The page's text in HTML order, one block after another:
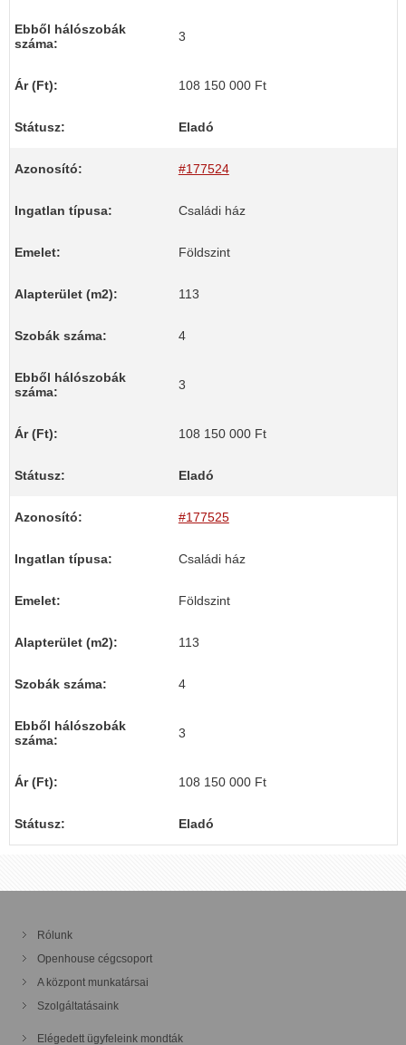
Ebből hálószobák
száma:
3
Ár (Ft): 108 150 000 Ft
Státusz: Eladó
Azonosító: #177524
Ingatlan típusa: Családi ház
Emelet: Földszint
Alapterület (m2): 113
Szobák száma: 4
Ebből hálószobák
száma:
3
Ár (Ft): 108 150 000 Ft
Státusz: Eladó
Azonosító: #177525
Ingatlan típusa: Családi ház
Emelet: Földszint
Alapterület (m2): 113
Szobák száma: 4
Ebből hálószobák
száma:
3
Ár (Ft): 108 150 000 Ft
Státusz: Eladó
Rólunk
Openhouse cégcsoport
A központ munkatársai
Szolgáltatásaink
Elégedett ügyfeleink mondták